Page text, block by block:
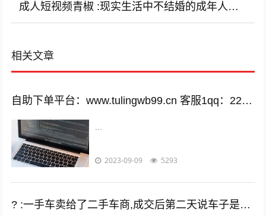
成人短视频青椒 :现实生活中不结婚的成年人，生活快乐吗？
相关文章
自助下单平台：www.tulingwb99.cn 客服1qq：2221028208 客服2qq：2221028208
2023-09-09 5293
? :一手车卖给了二手车商,成交后第二天说车子是事故车，说隐瞒事实？